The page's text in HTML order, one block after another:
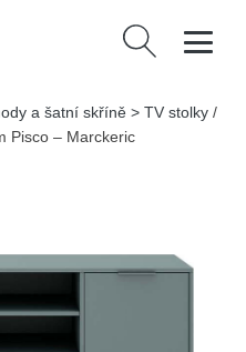
Vyhledávání
a šatní skříně > TV stolky /
Pisco – Marckeric